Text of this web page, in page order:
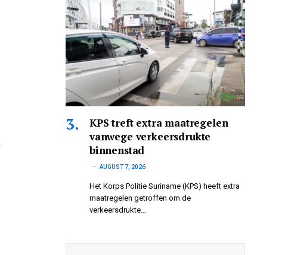
KPS treft extra maatregelen
vanwege verkeersdrukte
binnenstad
AUGUST 7, 2026
Het Korps Politie Suriname (KPS) heeft extra
maatregelen getroffen om de
verkeersdrukte…